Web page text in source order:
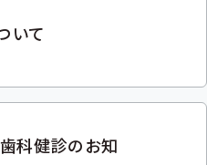
いて
科健診のお知